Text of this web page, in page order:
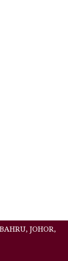
JOHOR,